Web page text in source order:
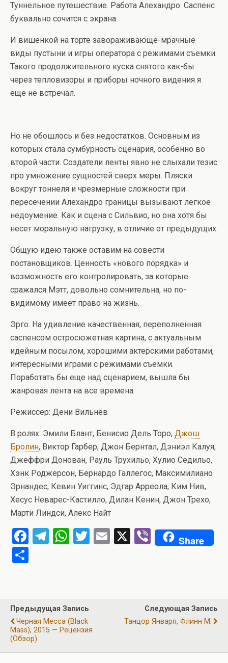
Туннельное путешествие. Работа Алехандро. Саспенс
буквально сочится с экрана.
И вишенкой на торте завораживающе-мрачные
виды пустыни и игры оператора с режимами съемки.
Такого продолжительного куска снятого как-бы
через тепловизоры и приборы ночного видения я
еще не встречал.
Но не обошлось и без недостатков. Основным из
которых стала сумбурность сценария, особенно во
второй части. Создатели ленты явно не слыхали тезис
про умножение сущностей сверх меры. Пляски
вокруг тоннеля и чрезмерные сложности при
пересечении Алехандро границы вызывают легкое
недоумение. Как и сцена с Сильвио, но она хотя бы
несет моральную нагрузку, в отличие от предыдущих.
Общую идею также оставим на совести
постановщиков. Ценность «нового порядка» и
возможность его контролировать, за которые
сражался Мэтт, довольно сомнительна, но по-
видимому имеет право на жизнь.
Эрго. На удивление качественная, переполненная
саспенсом остросюжетная картина, с актуальным
идейным посылом, хорошими актерскими работами,
интересными играми с режимами съемки.
Поработать бы еще над сценарием, вышла бы
жанровая лента на все времена.
Режиссер: Дени Вильнёв
В ролях: Эмили Блант, Бенисио Дель Торо, Джош
Бролин, Виктор Гарбер, Джон Бернтал, Дэниэл Калуя,
Джеффри Донован, Рауль Трухильо, Хулио Седильо,
Хэнк Роджерсон, Бернардо Галлегос, Максимилиано
Эрнандес, Кевин Уиггинс, Эдгар Арреола, Ким Нив,
Хесус Неварес-Кастилло, Дилан Кенин, Джон Трехо,
Марти Линдси, Алекс Найт
F
o
o
k
T
a
m
W
A
p
p
T
E
X
Vi
b
Share
р
а
в
и
Предыдущая Запись
Черная Месса (Black
Mass), 2015 — Рецензия
(обзор)
Следующая Запись
Танцор Января, Флинн М.